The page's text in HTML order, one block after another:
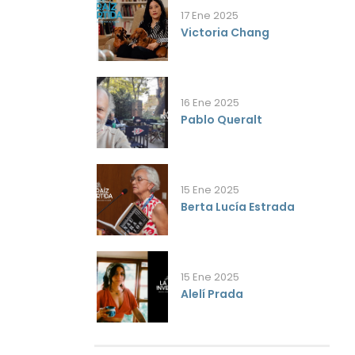
17 Ene 2025
Victoria Chang
16 Ene 2025
Pablo Queralt
15 Ene 2025
Berta Lucía Estrada
15 Ene 2025
Alelí Prada